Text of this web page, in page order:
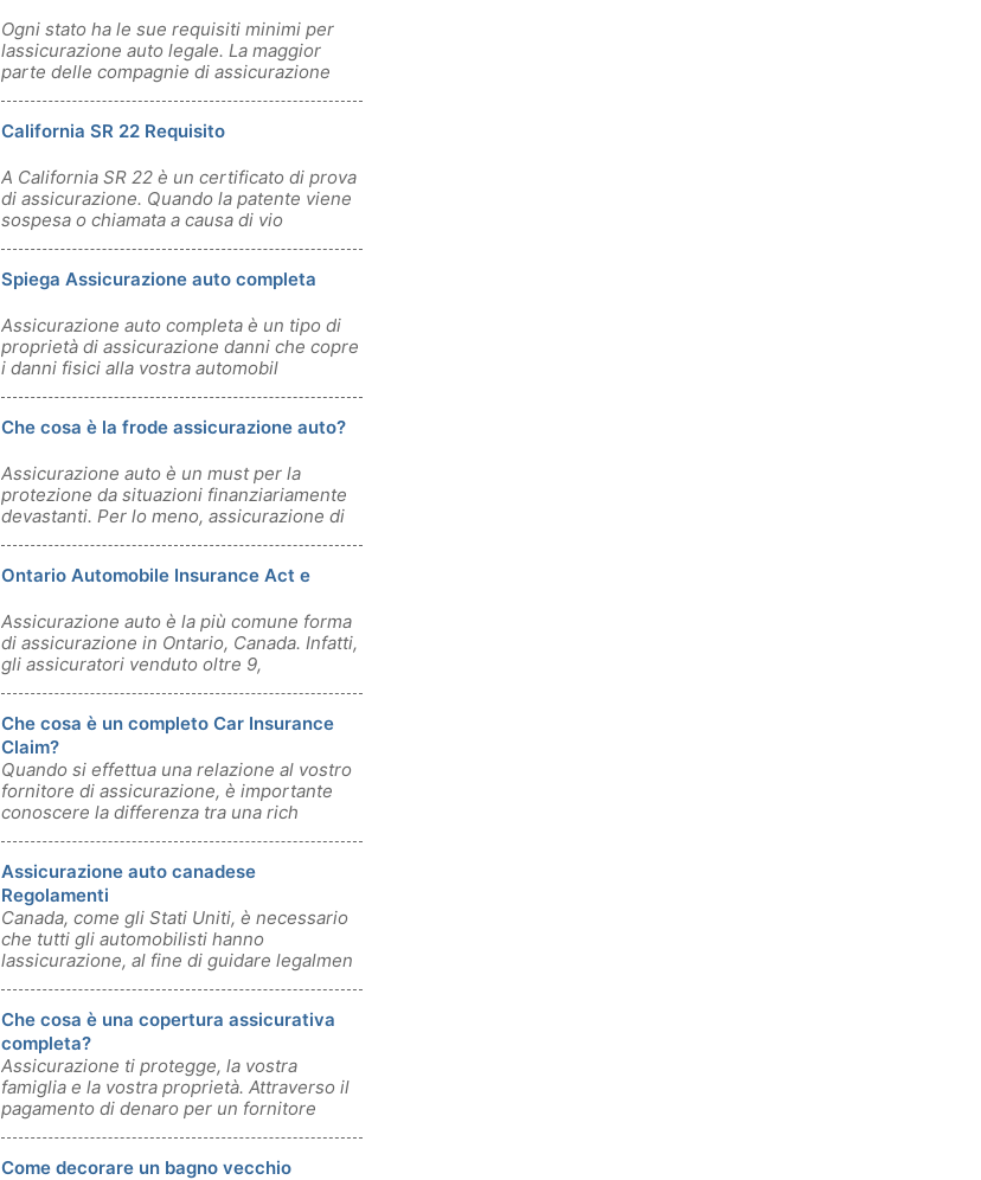
Ogni stato ha le sue requisiti minimi per
lassicurazione auto legale. La maggior
parte delle compagnie di assicurazione
California SR 22 Requisito
A California SR 22 è un certificato di prova
di assicurazione. Quando la patente viene
sospesa o chiamata a causa di vio
Spiega Assicurazione auto completa
Assicurazione auto completa è un tipo di
proprietà di assicurazione danni che copre
i danni fisici alla vostra automobil
Che cosa è la frode assicurazione auto?
Assicurazione auto è un must per la
protezione da situazioni finanziariamente
devastanti. Per lo meno, assicurazione di
Ontario Automobile Insurance Act e
Assicurazione auto è la più comune forma
di assicurazione in Ontario, Canada. Infatti,
gli assicuratori venduto oltre 9,
Che cosa è un completo Car Insurance
Claim?
Quando si effettua una relazione al vostro
fornitore di assicurazione, è importante
conoscere la differenza tra una rich
Assicurazione auto canadese
Regolamenti
Canada, come gli Stati Uniti, è necessario
che tutti gli automobilisti hanno
lassicurazione, al fine di guidare legalmen
Che cosa è una copertura assicurativa
completa?
Assicurazione ti protegge, la vostra
famiglia e la vostra proprietà. Attraverso il
pagamento di denaro per un fornitore
Come decorare un bagno vecchio